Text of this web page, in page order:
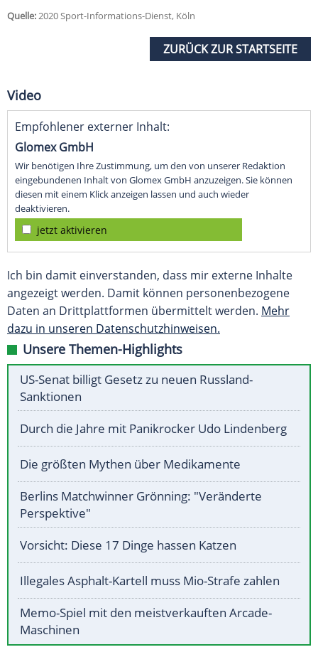
Quelle:2020 Sport-Informations-Dienst, Köln
ZURÜCK ZUR STARTSEITE
Video
Empfohlener externer Inhalt:
Glomex GmbH
Wir benötigen Ihre Zustimmung, um den von unserer Redaktion
eingebundenen Inhalt von Glomex GmbH anzuzeigen. Sie können
diesen mit einem Klick anzeigen lassen und auch wieder
deaktivieren.
jetzt aktivieren
Ich bin damit einverstanden, dass mir externe Inhalte
angezeigt werden. Damit können personenbezogene
Daten an Drittplattformen übermittelt werden. Mehr
dazu in unseren Datenschutzhinweisen.
Unsere Themen-Highlights
US-Senat billigt Gesetz zu neuen Russland-
Sanktionen
Durch die Jahre mit Panikrocker Udo Lindenberg
Die größten Mythen über Medikamente
Berlins Matchwinner Grönning: "Veränderte
Perspektive"
Vorsicht: Diese 17 Dinge hassen Katzen
Illegales Asphalt-Kartell muss Mio-Strafe zahlen
Memo-Spiel mit den meistverkauften Arcade-
Maschinen